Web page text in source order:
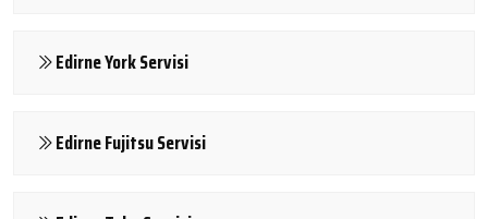
Edirne York Servisi
Edirne Fujitsu Servisi